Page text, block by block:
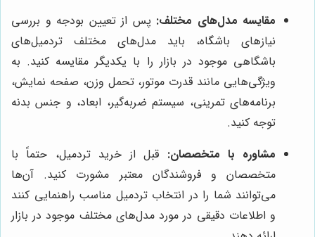
مقایسه مدل‌های مختلف: پس از تعیین بودجه و بررسی
نیازهای باشگاه، باید مدل‌های مختلف تردمیل‌های
باشگاهی موجود در بازار را با یکدیگر مقایسه کنید. به
ویژگی‌هایی مانند قدرت موتور، تحمل وزن، صفحه نمایش،
برنامه‌های تمرینی، سیستم ضربه‌گیر، ابعاد، و جنس بدنه
توجه کنید.
مشاوره با متخصصان: قبل از خرید تردمیل، حتماً با
متخصصان و فروشندگان معتبر مشورت کنید. آن‌ها
می‌توانند شما را در انتخاب تردمیل مناسب راهنمایی کنند
و اطلاعات دقیقی در مورد مدل‌های مختلف موجود در بازار